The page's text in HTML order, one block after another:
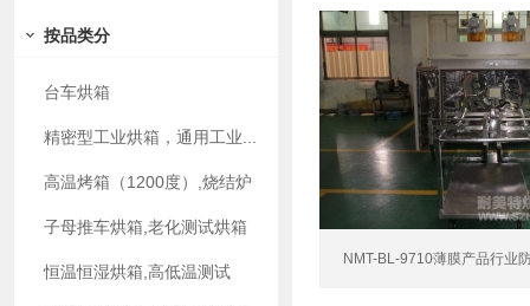
按品类分
台车烘箱
精密型工业烘箱，通用工业...
高温烤箱（1200度）,烧结炉
子母推车烘箱,老化测试烘箱
恒温恒湿烘箱,高低温测试
NMT-BL-9710薄膜产品行业